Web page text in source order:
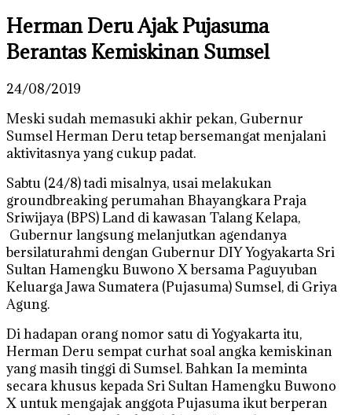
Herman Deru Ajak Pujasuma
Berantas Kemiskinan Sumsel
24/08/2019
Meski sudah memasuki akhir pekan, Gubernur
Sumsel Herman Deru tetap bersemangat menjalani
aktivitasnya yang cukup padat.
Sabtu (24/8) tadi misalnya, usai melakukan
groundbreaking perumahan Bhayangkara Praja
Sriwijaya (BPS) Land di kawasan Talang Kelapa,
Gubernur langsung melanjutkan agendanya
bersilaturahmi dengan Gubernur DIY Yogyakarta Sri
Sultan Hamengku Buwono X bersama Paguyuban
Keluarga Jawa Sumatera (Pujasuma) Sumsel, di Griya
Agung.
Di hadapan orang nomor satu di Yogyakarta itu,
Herman Deru sempat curhat soal angka kemiskinan
yang masih tinggi di Sumsel. Bahkan Ia meminta
secara khusus kepada Sri Sultan Hamengku Buwono
X untuk mengajak anggota Pujasuma ikut berperan